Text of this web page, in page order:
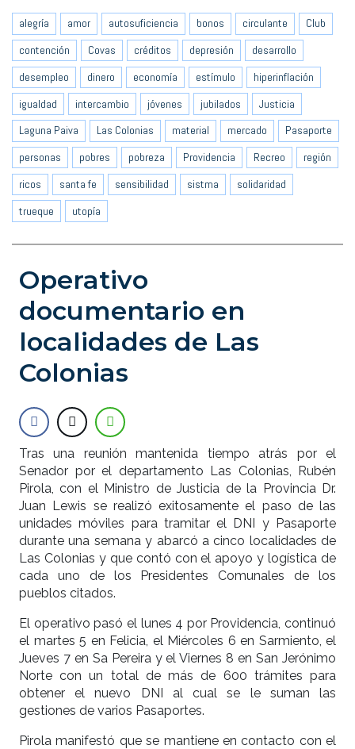
alegría
amor autosuficiencia bonos circulante
Club
contención
Covas créditos depresión
desarrollo
desempleo
dinero economía estímulo
hiperinflación
igualdad
intercambio jóvenes jubilados
Justicia
Laguna Paiva
Las Colonias material mercado
Pasaporte
personas
pobres pobreza Providencia Recreo
región
ricos
santa fe sensibilidad sistma
solidaridad
trueque
utopía
Operativo
documentario en
localidades de Las
Colonias
Tras una reunión mantenida tiempo atrás por el
Senador por el departamento Las Colonias, Rubén
Pirola, con el Ministro de Justicia de la Provincia Dr.
Juan Lewis se realizó exitosamente el paso de las
unidades móviles para tramitar el DNI y Pasaporte
durante una semana y abarcó a cinco localidades de
Las Colonias y que contó con el apoyo y logística de
cada uno de los Presidentes Comunales de los
pueblos citados.
El operativo pasó el lunes 4 por Providencia, continuó
el martes 5 en Felicia, el Miércoles 6 en Sarmiento, el
Jueves 7 en Sa Pereira y el Viernes 8 en San Jerónimo
Norte con un total de más de 600 trámites para
obtener el nuevo DNI al cual se le suman las
gestiones de varios Pasaportes.
Pirola manifestó que se mantiene en contacto con el